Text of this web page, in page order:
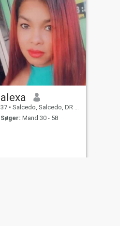
alexa
37 • Salcedo, Salcedo, DR Dominikanske
Søger: Mand 30 - 58